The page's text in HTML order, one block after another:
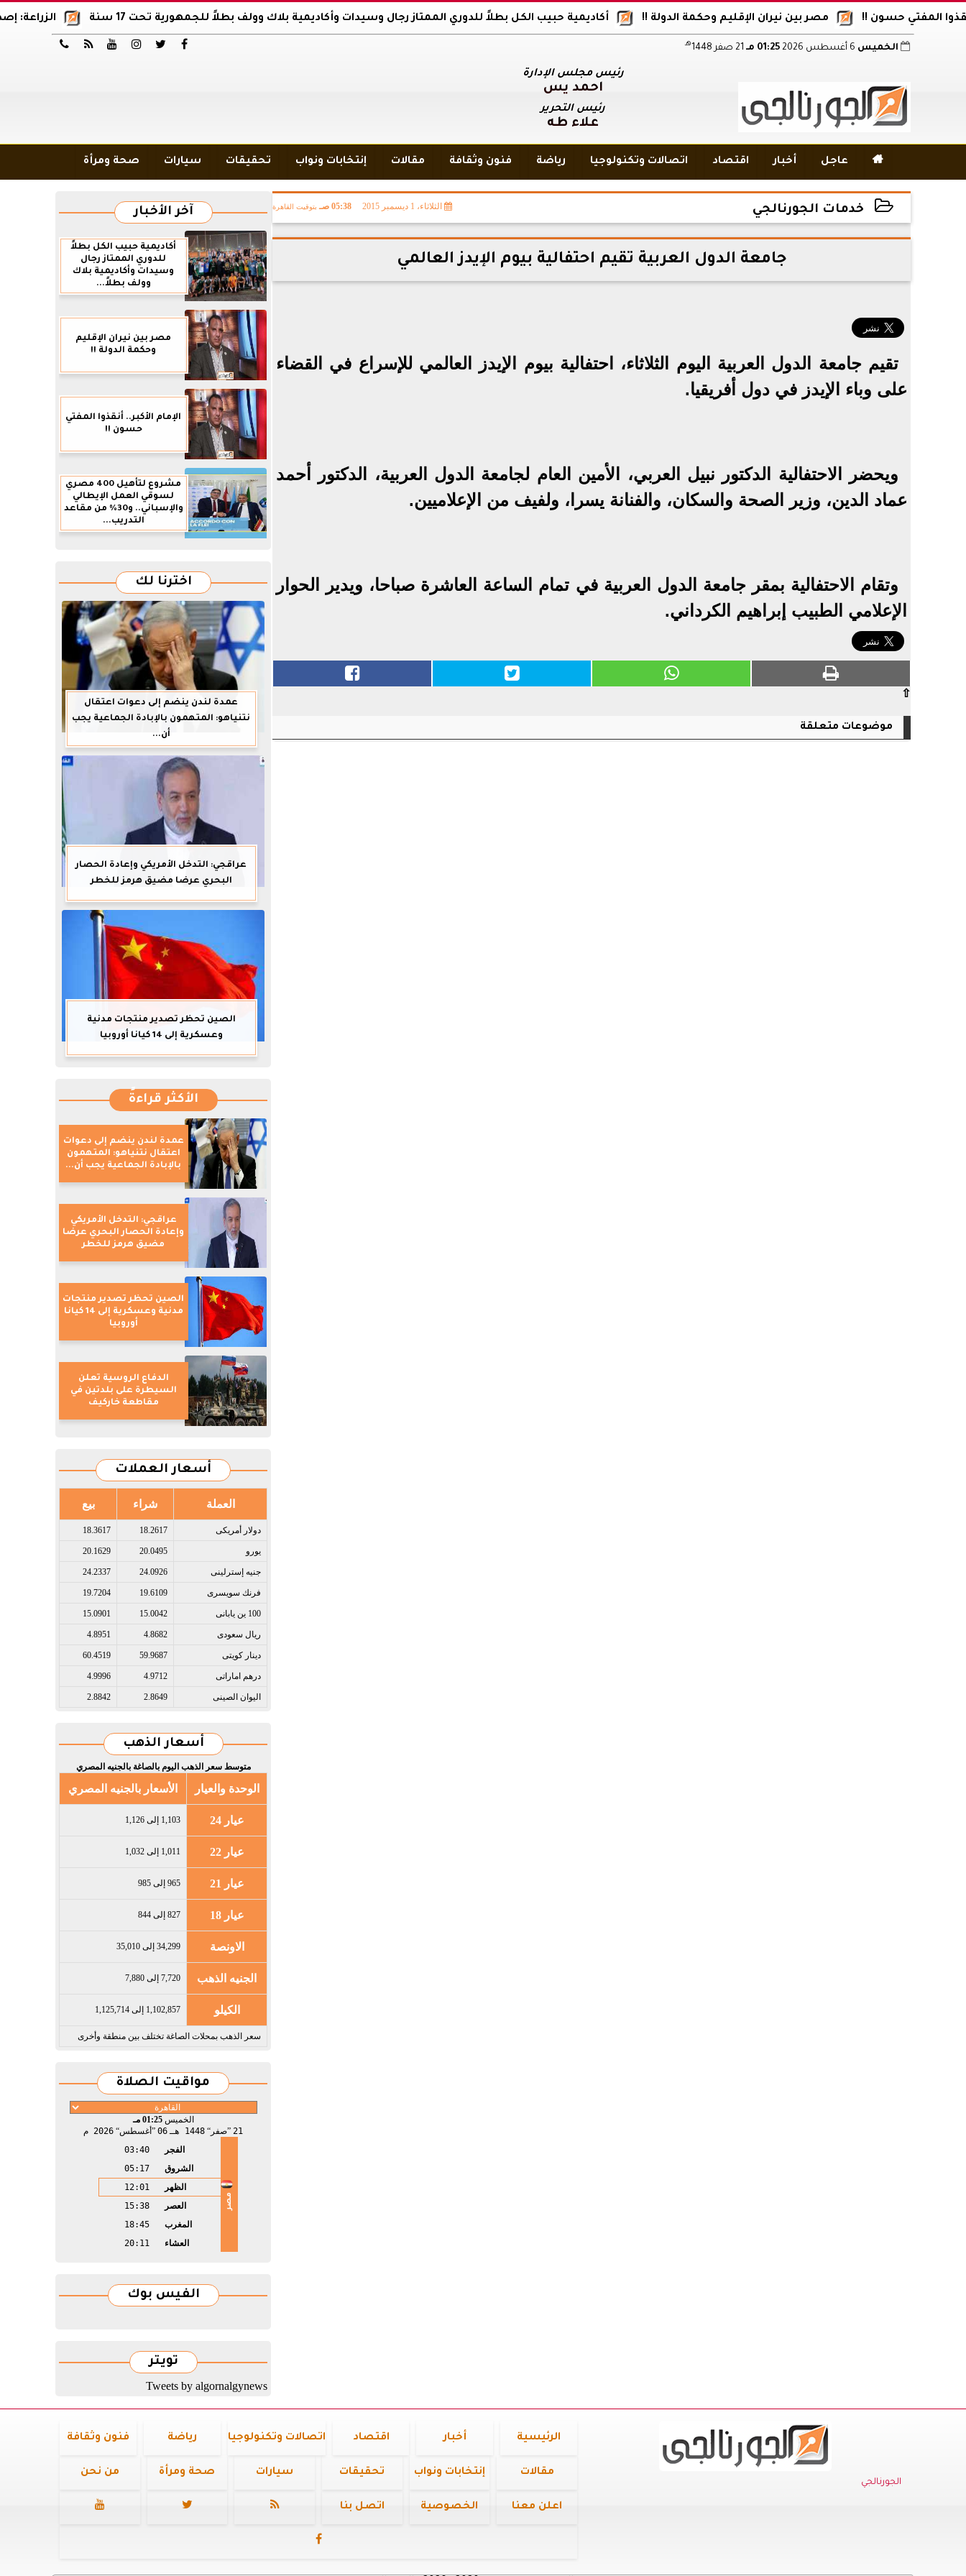
الزراعة: إصدار 12 ألف موافقة وتصريح بالمبيدات خلال 6 شهور أكاديمية حبيب الكل بطلاً للدوري الممتاز رجال وسيدات وأكاديمية بلاك وولف بطلاً للجمهورية تحت 17 سنة مصر بين نيران الإقليم وحكمة الدولة !! حسون !!





 الخميس 01:25 مـ هـ
رئيس مجلس الإدارة
أحمد يس
رئيس التحرير
علاء طه
 عاجل أخبار اقتصاد اتصالات وتكنولوجيا رياضة فنون وثقافة مقالات إنتخابات ونواب تحقيقات سيارات صحة ومرأة
خدمات الجورنالجي الثلاثاء، 1 ديسمبر 2015 05:38 صـ بتوقيت القاهرة
2015-12-01 05:38:49
جامعة الدول العربية تقيم احتفالية بيوم الإيدز العالمي
تقيم جامعة الدول العربية اليوم الثلاثاء، احتفالية بيوم الإيدز العالمي للإسراع في القضاء
على وباء الإيدز في دول أفريقيا.
ويحضر الاحتفالية الدكتور نبيل العربي، الأمين العام لجامعة الدول العربية، الدكتور أحمد
عماد الدين، وزير الصحة والسكان، والفنانة يسرا، ولفيف من الإعلاميين.
وتقام الاحتفالية بمقر جامعة الدول العربية في تمام الساعة العاشرة صباحا، ويدير الحوار
الإعلامي الطبيب إبراهيم الكرداني.
⇧
موضوعات متعلقة
آخر الأخبار
أكاديمية حبيب الكل بطلاً
للدوري الممتاز رجال
وسيدات وأكاديمية بلاك
وولف بطلاً...
مصر بين نيران الإقليم
وحكمة الدولة !!
الإمام الأكبر.. أنقذوا المفتي
حسون !!
مشروع لتأهيل 400 مصري
لسوقي العمل الإيطالي
والإسباني.. و30% من مقاعد
التدريب...
اخترنا لك
عمدة لندن ينضم إلى دعوات اعتقال
نتنياهو: المتهمون بالإبادة الجماعية يجب
أن...
عراقجي: التدخل الأمريكي وإعادة الحصار
البحري عرضا مضيق هرمز للخطر
الصين تحظر تصدير منتجات مدنية
وعسكرية إلى 14 كيانا أوروبيا
الأكثر قراءةً
عمدة لندن ينضم إلى دعوات
اعتقال نتنياهو: المتهمون
بالإبادة الجماعية يجب أن...
عراقجي: التدخل الأمريكي
وإعادة الحصار البحري عرضا
مضيق هرمز للخطر
الصين تحظر تصدير منتجات
مدنية وعسكرية إلى 14 كيانا
أوروبيا
الدفاع الروسية تعلن
السيطرة على بلدتين في
مقاطعة خاركيف
أسعار العملات
العملة شراء بيع
دولار أمريكى​ 18.2617
18.3617
يورو​ 20.0495
20.1629
جنيه إسترلينى​ 24.0926
24.2337
فرنك سويسرى​ 19.6109
19.7204
100 ين يابانى​ 15.0042
15.0901
ريال سعودى​ 4.8682
4.8951
دينار كويتى​ 59.9687
60.4519
درهم اماراتى​ 4.9712
4.9996
اليوان الصينى​ 2.8649
2.8842
أسعار الذهب
متوسط سعر الذهب اليوم بالصاغة بالجنيه المصري
الوحدة والعيار الأسعار بالجنيه المصري
عيار 24 1,103 إلى 1,126
عيار 22 1,011 إلى 1,032
عيار 21 965 إلى 985
عيار 18 827 إلى 844
الاونصة 34,299 إلى 35,010
الجنيه الذهب 7,720 إلى 7,880
الكيلو 1,102,857 إلى 1,125,714
سعر الذهب بمحلات الصاغة تختلف بين منطقة وأخرى
مواقيت الصلاة
الخميس01:25 مـ
21 صفر 1448 هـ 06 أغسطس 2026 م
مصر
الفجر
03:40
الشروق
05:17
الظهر
12:01
العصر
15:38
المغرب
18:45
العشاء
20:11
الفيس بوك
تويتر
Tweets by algornalgynews
الجورنالجي
الرئيسية أخبار اقتصاد اتصالات وتكنولوجيا رياضة فنون وثقافة
مقالات إنتخابات ونواب تحقيقات سيارات صحة ومرأة من نحن
اعلن معنا الخصوصية اتصل بنا 


